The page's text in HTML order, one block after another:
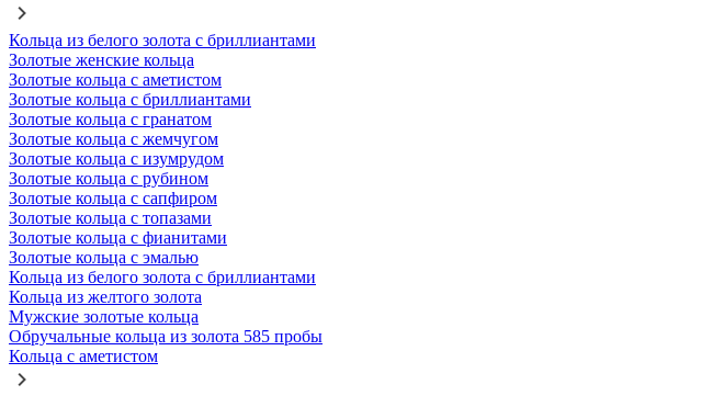
Кольца из белого золота с бриллиантами
Золотые женские кольца
Золотые кольца с аметистом
Золотые кольца с бриллиантами
Золотые кольца с гранатом
Золотые кольца с жемчугом
Золотые кольца с изумрудом
Золотые кольца с рубином
Золотые кольца с сапфиром
Золотые кольца с топазами
Золотые кольца с фианитами
Золотые кольца с эмалью
Кольца из белого золота с бриллиантами
Кольца из желтого золота
Мужские золотые кольца
Обручальные кольца из золота 585 пробы
Кольца с аметистом